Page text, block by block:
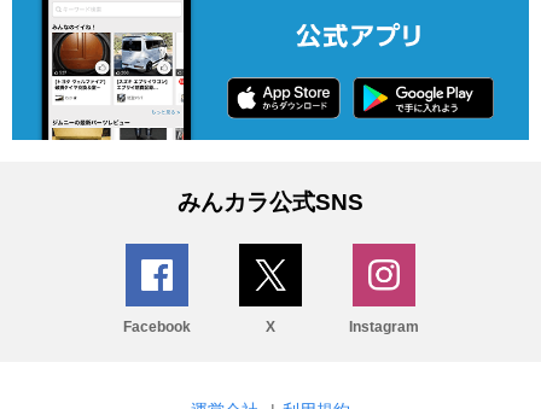
みんカラ公式SNS
Facebook X Instagram